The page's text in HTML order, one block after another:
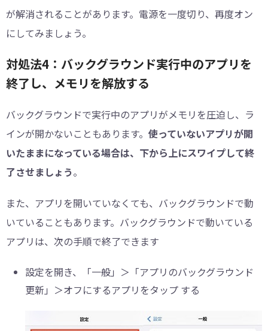
が解消されることがあります。電源を一度切り、再度オン
にしてみましょう。
対処法4：バックグラウンド実行中のアプリを
終了し、メモリを解放する
バックグラウンドで実行中のアプリがメモリを圧迫し、ラ
インが開かないこともあります。 使っていないアプリが開
いたままになっている場合は、下から上にスワイプして終
了させましょう。
また、アプリを開いていなくても、バックグラウンドで動
いていることもあります。バックグラウンドで動いている
アプリは、次の手順で終了できます
設定を開き、「一般」＞「アプリのバックグラウンド
更新」＞オフにするアプリをタップ する